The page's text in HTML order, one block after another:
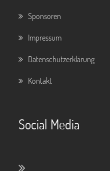
Sponsoren
Impressum
Datenschutzerklärung
Kontakt
Social Media